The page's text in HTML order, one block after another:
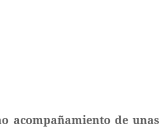
acompañamiento de unas